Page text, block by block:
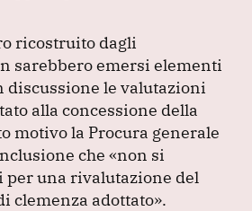
ricostruito dagli
sarebbero emersi elementi
discussione le valutazioni
alla concessione della
motivo la Procura generale
che «non si
una rivalutazione del
clemenza adottato».